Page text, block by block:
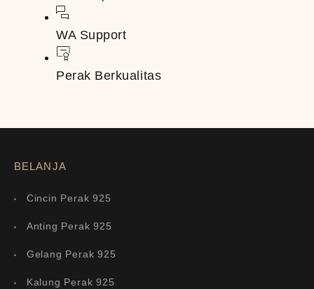
WA Support
Perak Berkualitas
BELANJA
Cincin Perak 925
Anting Perak 925
Gelang Perak 925
Kalung Perak 925